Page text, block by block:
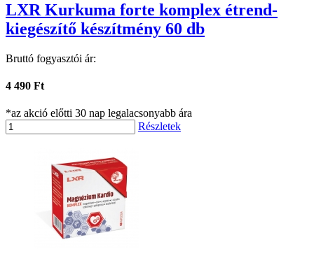
LXR Kurkuma forte komplex étrend-
kiegészítő készítmény 60 db
Bruttó fogyasztói ár:
4 490 Ft
*az akció előtti 30 nap legalacsonyabb ára
Részletek